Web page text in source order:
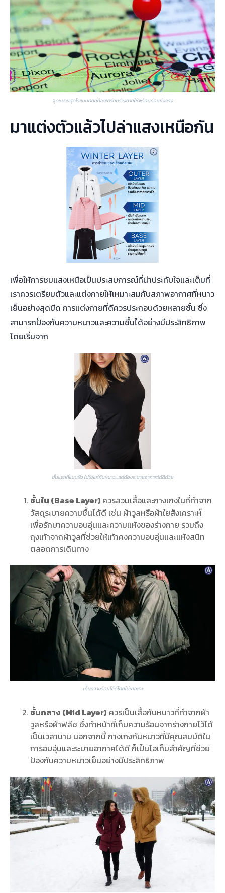
จุดหมายสุดโรแมนติกที่ต้องเตรียมร่างกายให้พร้อมก่อนถึงจริง
มาแต่งตัวแล้วไปล่าแสงเหนือกัน
เพื่อให้การชมแสงเหนือเป็นประสบการณ์ที่น่าประทับใจและเต็มที่
เราควรเตรียมตัวและแต่งกายให้เหมาะสมกับสภาพอากาศที่หนาว
เย็นอย่างสุดขีด การแต่งกายที่ดีควรประกอบด้วยหลายชั้น ซึ่ง
สามารถป้องกันความหนาวและความชื้นได้อย่างมีประสิทธิภาพ
โดยเริ่มจาก
ชั้นแรกที่แนบผิว ไม่ใช่แค่กันหนาว…แต่ต้องระบายอากาศได้ดีด้วย
ชั้นใน (Base Layer) ควรสวมเสื้อและกางเกงในที่ทำจาก
วัสดุระบายความชื้นได้ดี เช่น ผ้าวูลหรือผ้าใยสังเคราะห์
เพื่อรักษาความอบอุ่นและความแห้งของร่างกาย รวมถึง
ถุงเท้าจากผ้าวูลที่ช่วยให้เท้าคงความอบอุ่นและแห้งสนิท
ตลอดการเดินทาง
เก็บความร้อนได้ดีโดยไม่เทอะทะ
ชั้นกลาง (Mid Layer) ควรเป็นเสื้อกันหนาวที่ทำจากผ้า
วูลหรือผ้าฟลีซ ซึ่งทำหน้าที่เก็บความร้อนจากร่างกายไว้ได้
เป็นเวลานาน นอกจากนี้ กางเกงกันหนาวที่มีคุณสมบัติใน
การอบอุ่นและระบายอากาศได้ดี ก็เป็นไอเท็มสำคัญที่ช่วย
ป้องกันความหนาวเย็นอย่างมีประสิทธิภาพ